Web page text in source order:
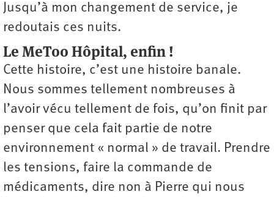
Jusqu’à mon changement de service, je
redoutais ces nuits.
Le MeToo Hôpital, enfin !
Cette histoire, c’est une histoire banale.
Nous sommes tellement nombreuses à
l’avoir vécu tellement de fois, qu’on finit par
penser que cela fait partie de notre
environnement « normal » de travail. Prendre
les tensions, faire la commande de
médicaments, dire non à Pierre qui nous